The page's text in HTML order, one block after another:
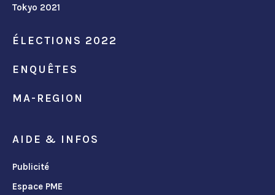
Tokyo 2021
ÉLECTIONS 2022
ENQUÊTES
MA-REGION
AIDE & INFOS
Publicité
Espace PME